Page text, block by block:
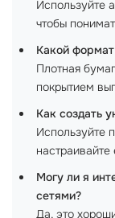
Используйте
чтобы
Какой
Плотная
покрытием
Как создать
Используйте
Могу ли я
сетями?
Да, это